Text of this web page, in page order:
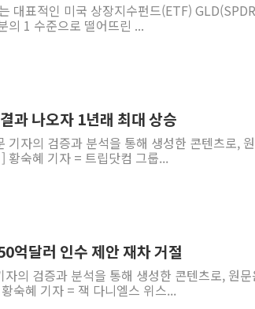
대표적인 미국 상장지수펀드(ETF) GLD(SPDR
1 수준으로 떨어뜨린 ...
과 나오자 1년래 최대 상승
자의 검증과 분석을 통해 생성한 콘텐츠로,
황숙혜 기자 = 트립닷컴 그룹...
억달러 인수 제안 재차 거절
의 검증과 분석을 통해 생성한 콘텐츠로, 원
숙혜 기자 = 잭 다니엘스 위스...